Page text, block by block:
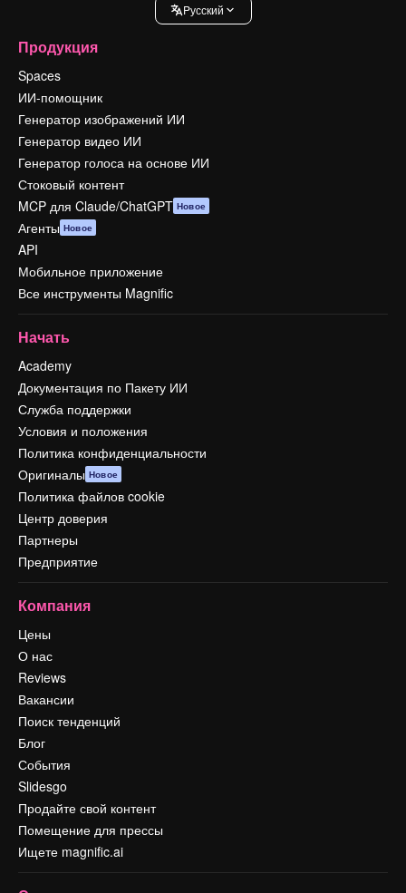
Pусский
Продукция
Spaces
ИИ-помощник
Генератор изображений ИИ
Генератор видео ИИ
Генератор голоса на основе ИИ
Стоковый контент
MCP для Claude/ChatGPT Новое
Агенты Новое
API
Мобильное приложение
Все инструменты Magnific
Начать
Academy
Документация по Пакету ИИ
Служба поддержки
Условия и положения
Политика конфиденциальности
Оригиналы Новое
Политика файлов cookie
Центр доверия
Партнеры
Предприятие
Компания
Цены
О нас
Reviews
Вакансии
Поиск тенденций
Блог
События
Slidesgo
Продайте свой контент
Помещение для прессы
Ищете magnific.ai